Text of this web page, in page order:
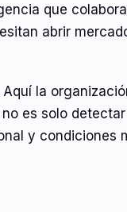
que
abrir
la
es solo
y condiciones